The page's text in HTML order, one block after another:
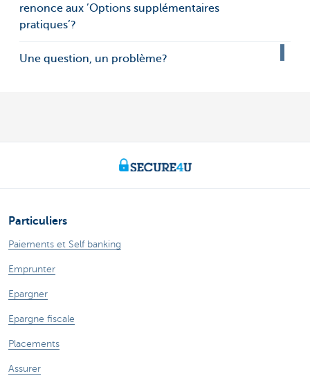
renonce aux ’Options supplémentaires
pratiques’?
Une question, un problème?
Particuliers
Paiements et Self banking
Emprunter
Epargner
Epargne fiscale
Placements
Assurer